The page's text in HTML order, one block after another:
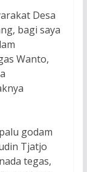
Desa
bagi saya
Wanto,
godam
Tjatjo
tegas,